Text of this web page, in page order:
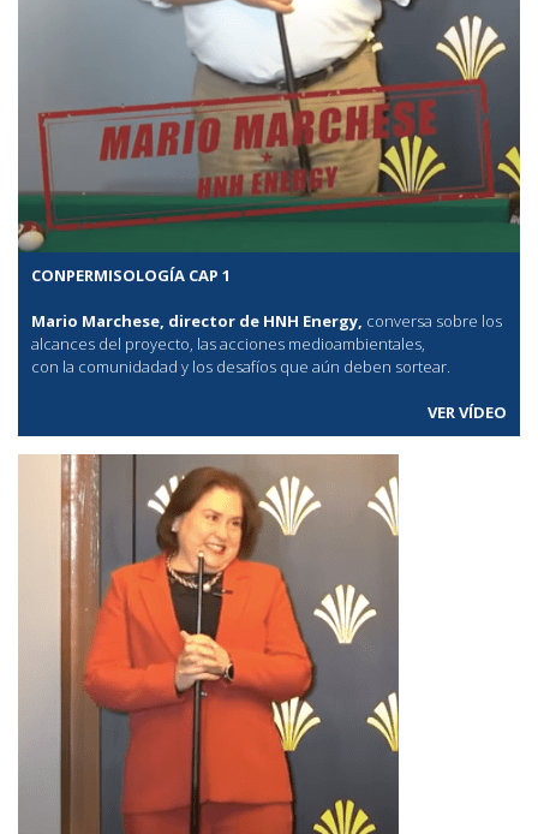
CONPERMISOLOGÍA CAP 1
Mario Marchese, director de HNH Energy, conversa sobre los
alcances del proyecto, las acciones medioambientales,
con la comunidadad y los desafíos que aún deben sortear.
VER VÍDEO